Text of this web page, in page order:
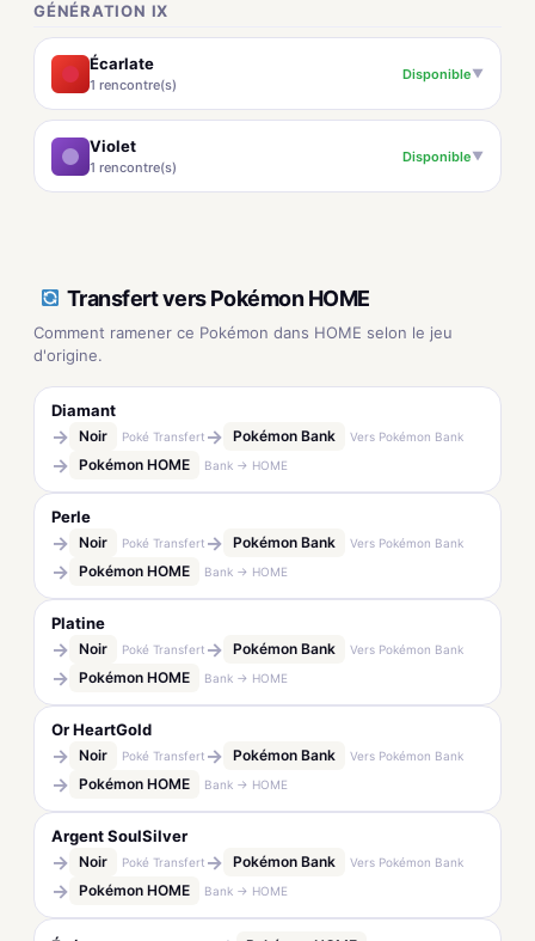
GÉNÉRATION IX
Écarlate
1 rencontre(s)
Disponible▼
Violet
1 rencontre(s)
Disponible▼
Transfert vers Pokémon HOME
Comment ramener ce Pokémon dans HOME selon le jeu
d'origine.
Diamant
→ Noir Poké Transfert → Pokémon Bank Vers Pokémon Bank
→ Pokémon HOME Bank → HOME
Perle
→ Noir Poké Transfert → Pokémon Bank Vers Pokémon Bank
→ Pokémon HOME Bank → HOME
Platine
→ Noir Poké Transfert → Pokémon Bank Vers Pokémon Bank
→ Pokémon HOME Bank → HOME
Or HeartGold
→ Noir Poké Transfert → Pokémon Bank Vers Pokémon Bank
→ Pokémon HOME Bank → HOME
Argent SoulSilver
→ Noir Poké Transfert → Pokémon Bank Vers Pokémon Bank
→ Pokémon HOME Bank → HOME